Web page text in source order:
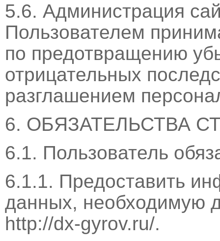
5.6. Администрация
Пользователем
по предотвращению
отрицательных
разглашением
6. ОБЯЗАТЕЛЬСТВА
6.1. Пользователь
6.1.1. Предоставить
данных, необходимую
http://dx-gyrov.ru/.